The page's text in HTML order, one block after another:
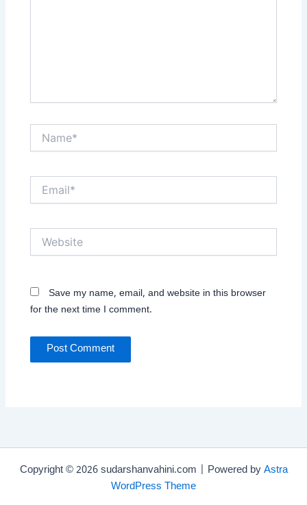
Save my name, email, and website in this browser
for the next time I comment.
Copyright © 2026 sudarshanvahini.com | Powered by Astra
WordPress Theme